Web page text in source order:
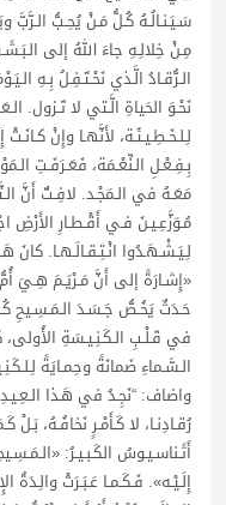
سَـيَـنـالُـهُ كُـلُّ مَـنْ يُحِـبُّ الـرَّبَّ
مِـنْ خِلالِـهِ جاءَ اللهُ إلى
الـرُّقـادُ الَّـذي نَحْـتَـفِـلُ بِـهِ
نَحْـوَ الحَياةِ الَّـتي لا تَـزول.
لِـلـخَـطِـيـئَـة، لأَنَّهـا وإِنْ كـانَـتْ
بِـفِـعْـلِ الـنِّعْـمَة، فَعَـرَفَـتِ
مَعَـهُ في الـمَجْـد. لافِـتٌ أَنَّ
مُـوَزَّعِـيـنَ فـي أَقْـطـارِ الأَرْضِ
لِـيَـشْـهَـدُوا انْـتِـقـالَـهـا.
«إِشـارَةً إلى أَنَّ مَـرْيَـمَ هِـيَ أُمُّ
حَـدَثٌ يَخُـصُّ جَـسَـدَ الـمَـسِـيحِ
في قَـلْـبِ الـكَـنِـيـسَةِ الأُولى،
الـسَّـماءِ ضَمانَةً وحِمـايَةً
واضاف: “نَجِـدُ في هَـذا
رُقـادِنـا، لا كَـأَمْـرٍ نَخافُـهُ،
أَثَـناسـيـوسُ الكَـبـيـرُ:
إِلَـيْـه». فَـكَـمـا عَـبَـرَتْ والِـدَةُ